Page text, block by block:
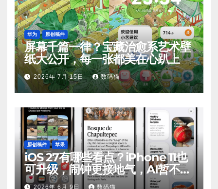
华为 原创稿件
屏幕千篇一律？宝藏治愈系艺术壁
纸大公开，每一张都美在心趴上
2026年 7月 15日 数码猫
原创稿件 苹果
iOS 27有哪些看点？iPhone 11也
可升级，闹钟更接地气，AI暂不支
持2026年 6月 9日 数码猫